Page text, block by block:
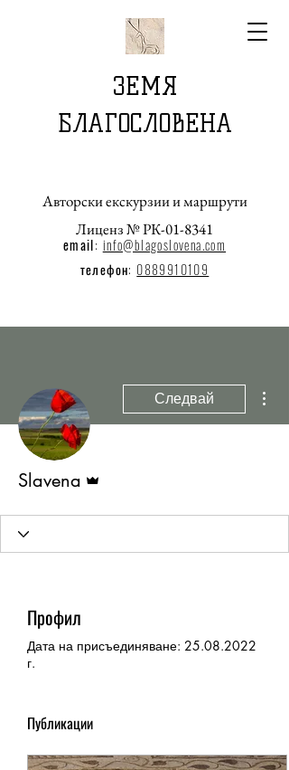
ЗЕМЯ
БЛАГОСЛОВЕНА
Авторски екскурзии и маршрути
Лиценз № РК-01-8341
email: info@blagoslovena.com
телефон: 0889910109
Следвай
Slavena
Профил
Дата на присъединяване: 25.08.2022
г.
Публикации